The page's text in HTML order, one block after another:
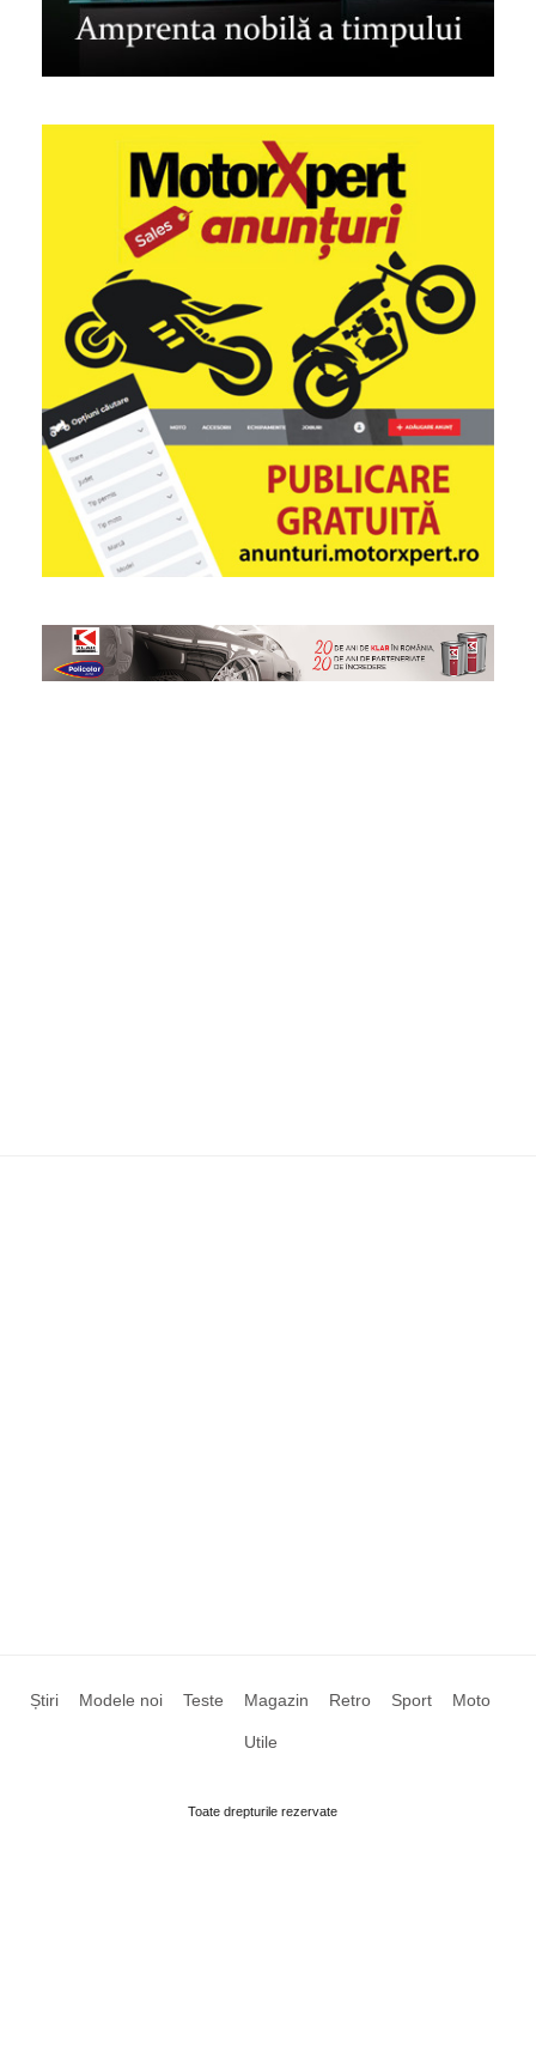
Știri Modele noi Teste Magazin Retro Sport Moto
Utile
Toate drepturile rezervate